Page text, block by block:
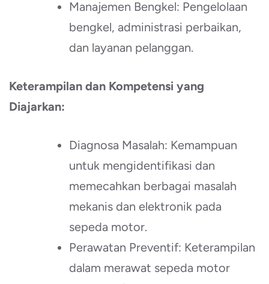
Manajemen Bengkel: Pengelolaan
bengkel, administrasi perbaikan,
dan layanan pelanggan.
Keterampilan dan Kompetensi yang
Diajarkan:
Diagnosa Masalah: Kemampuan
untuk mengidentifikasi dan
memecahkan berbagai masalah
mekanis dan elektronik pada
sepeda motor.
Perawatan Preventif: Keterampilan
dalam merawat sepeda motor